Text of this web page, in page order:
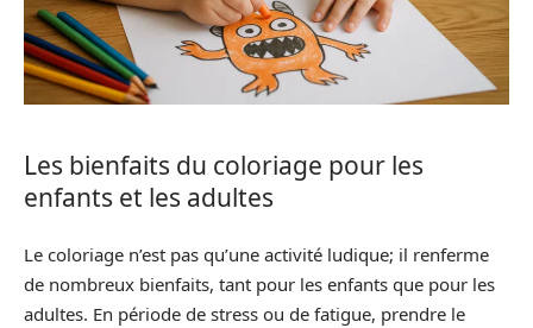
Les bienfaits du coloriage pour les
enfants et les adultes
Le coloriage n’est pas qu’une activité ludique; il renferme
de nombreux bienfaits, tant pour les enfants que pour les
adultes. En période de stress ou de fatigue, prendre le